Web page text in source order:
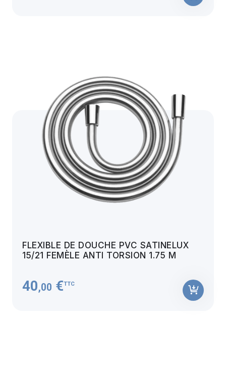
FLEXIBLE DE DOUCHE PVC SATINELUX
15/21 FEMÈLE ANTI TORSION 1.75 M
40,00 €TTC